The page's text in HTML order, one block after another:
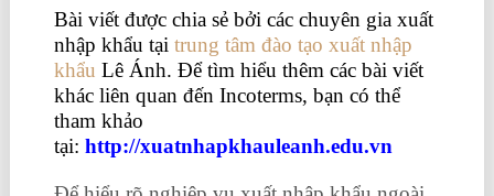
Bài viết được chia sẻ bởi các chuyên gia xuất
nhập khẩu tại trung tâm đào tạo xuất nhập
khẩu Lê Ánh. Để tìm hiểu thêm các bài viết
khác liên quan đến Incoterms, bạn có thể
tham khảo
tại: http://xuatnhapkhauleanh.edu.vn